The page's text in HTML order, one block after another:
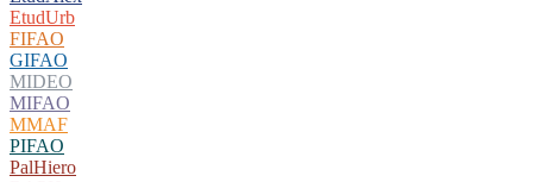
EtudUrb
FIFAO
GIFAO
MIDEO
MIFAO
MMAF
PIFAO
PalHiero